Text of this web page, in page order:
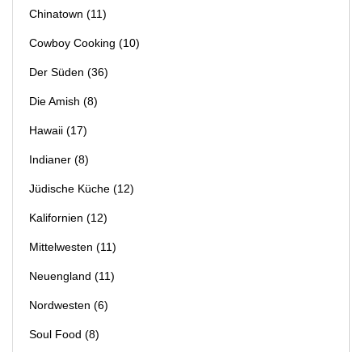
Chinatown (11)
Cowboy Cooking (10)
Der Süden (36)
Die Amish (8)
Hawaii (17)
Indianer (8)
Jüdische Küche (12)
Kalifornien (12)
Mittelwesten (11)
Neuengland (11)
Nordwesten (6)
Soul Food (8)